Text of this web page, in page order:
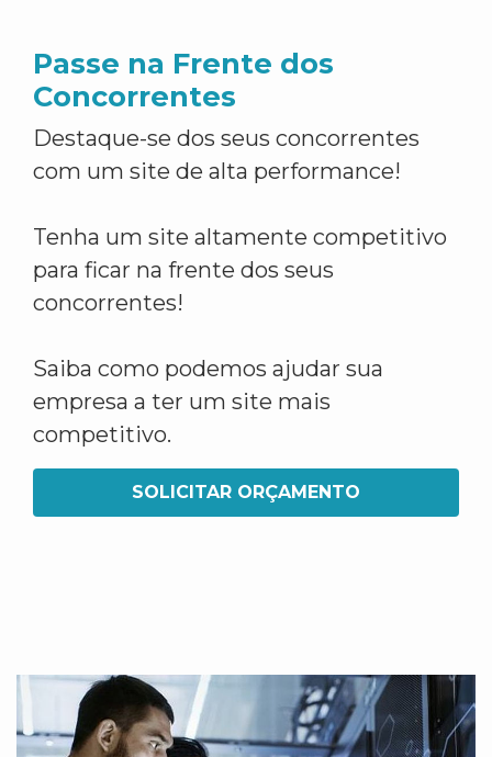
Passe na Frente dos
Concorrentes
Destaque-se dos seus concorrentes
com um site de alta performance!
Tenha um site altamente competitivo
para ficar na frente dos seus
concorrentes!
Saiba como podemos ajudar sua
empresa a ter um site mais
competitivo.
SOLICITAR ORÇAMENTO